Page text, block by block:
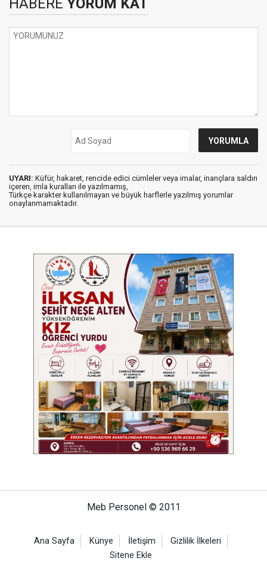
HABERE YORUM KAT
UYARI: Küfür, hakaret, rencide edici cümleler veya imalar, inançlara saldırı
içeren, imla kuralları ile yazılmamış,
Türkçe karakter kullanılmayan ve büyük harflerle yazılmış yorumlar
onaylanmamaktadır.
Meb Personel © 2011
Ana Sayfa Künye İletişim
Gizlilik İlkeleri
Sitene Ekle